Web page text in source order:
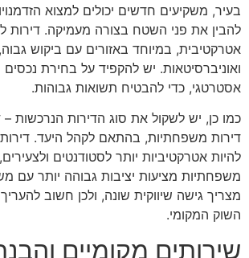
בעיר, משקיעים חדשים יכולים למצוא
להבין את פני השטח בצורה מעמיקה. דירות
אטרקטיבית, במיוחד באזורים עם ביקוש
ואוניברסיטאות. יש להקפיד על בחירת
אסטרטגי, כדי להבטיח תשואות גבוהות.
כמו כן, יש לשקול את סוג הדירות הנרכשות –
דירות משפחתיות, בהתאם לקהל היעד. דירות
להיות אטרקטיביות יותר לסטודנטים
משפחתיות מציעות יציבות גבוהה יותר עם
מצריך גישה שיווקית שונה, ולכן חשוב
השוק המקומי.
שירותים מקומיים